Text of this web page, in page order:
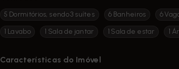
5 Dormitórios, sendo 3 suítes 6 Banheiros 6
1 Lavabo
1 Sala de jantar 1 Sala de estar 1
Características do Imóvel